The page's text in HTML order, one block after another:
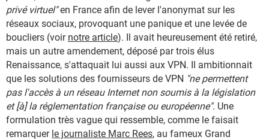
privé virtuel"en France afin de lever l'anonymat sur les
réseaux sociaux, provoquant une panique et une levée de
boucliers (voir notre article). Il avait heureusement été retiré,
mais un autre amendement, déposé par trois élus
Renaissance, s'attaquait lui aussi aux VPN. Il ambitionnait
que les solutions des fournisseurs de VPN "ne permettent
pas l'accès à un réseau Internet non soumis à la législation
et [à] la réglementation française ou européenne". Une
formulation très vague qui ressemble, comme le faisait
remarquer le journaliste Marc Rees, au fameux Grand